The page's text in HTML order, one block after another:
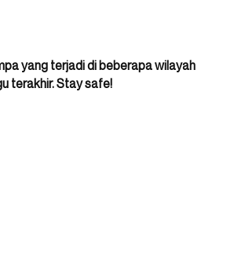
yang terjadi di beberapa wilayah
terakhir. Stay safe!